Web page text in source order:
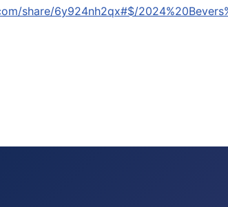
share/6y924nh2qx#$/